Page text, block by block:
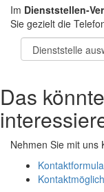
Im Dienststellen-
Sie gezielt die
Das
Nehmen Sie mit uns